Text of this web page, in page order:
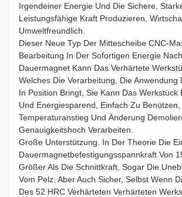
Irgendeiner Energie Und Die Sichere,
Leistungsfähige Kraft Produzieren,
Umweltfreundlich.
Dieser Neue Typ Der Mittescheibe CNC-
Bearbeitung In Der Sofortigen Energie
Dauermagnet Kann Das Verhärtete
Welches Die Verarbeitung, Die Anwendung
In Position Bringt, Sie Kann Das Werkstück
Und Energiesparend, Einfach Zu Benützen,
Temperaturanstieg Und Änderung
Genauigkeitshoch Verarbeiten.
Große Unterstützung. In Der Theorie Die
Dauermagnetbefestigungsspannkraft Von
Größer Als Die Schnittkraft, Sogar Die
Vom Pelz, Aber Auch Sicher, Selbst Wenn
Des 52 HRC Verhärteten Verhärteten